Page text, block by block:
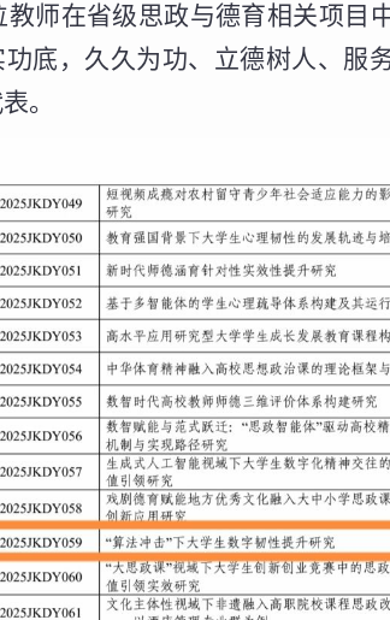
教师在省级思政与德育相关项目
底，久久为功、立德树人、服
。